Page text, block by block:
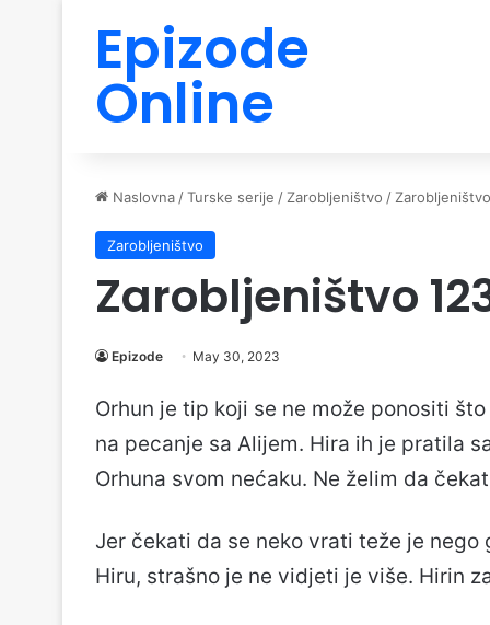
Epizode
Online
Naslovna /Turske serije / Zarobljeništvo /
Zarobljeništvo
Zarobljeništvo
Epizode May 30, 2023
Orhun je tip koji se ne može ponositi
na pecanje sa Alijem. Hira ih je pratila
Orhuna svom nećaku. Ne želim da
Jer čekati da se neko vrati teže je nego
Hiru, strašno je ne vidjeti je više. Hirin